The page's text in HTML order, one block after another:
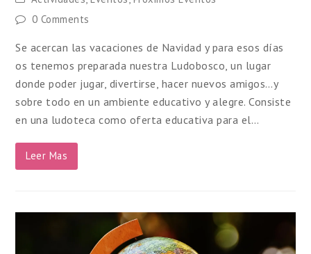
0 Comments
Se acercan las vacaciones de Navidad y para esos días
os tenemos preparada nuestra Ludobosco, un lugar
donde poder jugar, divertirse, hacer nuevos amigos…y
sobre todo en un ambiente educativo y alegre. Consiste
en una ludoteca como oferta educativa para el…
Leer Mas